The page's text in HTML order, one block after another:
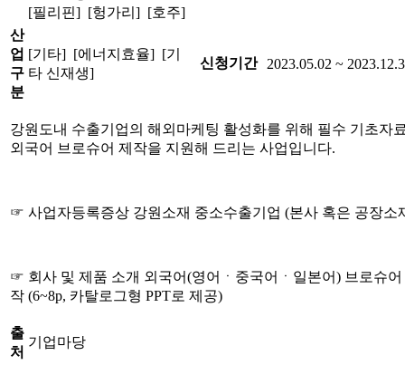
[필리핀] [헝가리] [호주]
산
업
구
분
[기타] [에너지효율] [기
타 신재생]
신청기간 2023.05.02 ~
강원도내 수출기업의 해외마케팅 활성화를 위해 필수 기초자
외국어 브로슈어 제작을 지원해 드리는 사업입니다.
☞ 사업자등록증상 강원소재 중소수출기업 (본사 혹은 공장소
☞ 회사 및 제품 소개 외국어(영어ㆍ중국어ㆍ일본어) 브로슈어
작 (6~8p, 카탈로그형 PPT로 제공)
출
처
기업마당